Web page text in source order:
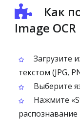
Как
Image OCR
Загрузите
текстом (JPG,
Выберите
Нажмите
распознавание